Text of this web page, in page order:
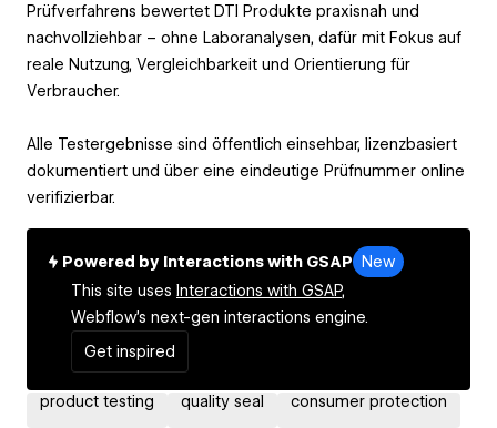
Prüfverfahrens bewertet DTI Produkte praxisnah und
nachvollziehbar – ohne Laboranalysen, dafür mit Fokus auf
reale Nutzung, Vergleichbarkeit und Orientierung für
Verbraucher.
Alle Testergebnisse sind öffentlich einsehbar, lizenzbasiert
dokumentiert und über eine eindeutige Prüfnummer online
verifizierbar.
Powered by Interactions with GSAP
New
This site uses Interactions with GSAP,
Webflow's next-gen interactions engine.
Get inspired
product testing quality seal consumer protection